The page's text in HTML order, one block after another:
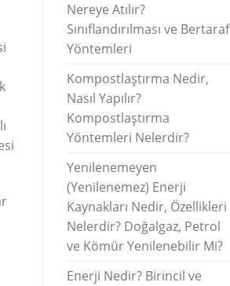
Nereye Atılır?
Sınıflandırılması ve Bertaraf
Yöntemleri
Kompostlaştırma Nedir,
Nasıl Yapılır?
Kompostlaştırma
Yöntemleri Nelerdir?
Yenilenemeyen
(Yenilenemez) Enerji
Kaynakları Nedir, Özellikleri
Nelerdir? Doğalgaz, Petrol
ve Kömür Yenilenebilir Mi?
Enerji Nedir? Birincil ve